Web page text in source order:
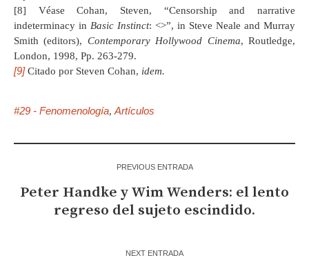
[8] Véase Cohan, Steven, “Censorship and narrative
indeterminacy in Basic Instinct: <>”, in Steve Neale and Murray
Smith (editors), Contemporary Hollywood Cinema, Routledge,
London, 1998, Pp. 263-279.
[9]Citado por Steven Cohan, idem.
#29 - Fenomenología,Artículos
PREVIOUS ENTRADA
Peter Handke y Wim Wenders: el lento
regreso del sujeto escindido.
NEXT ENTRADA